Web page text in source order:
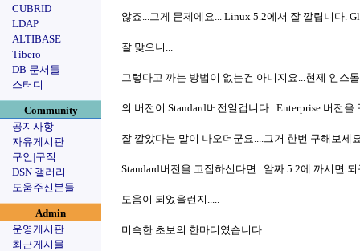
CUBRID
LDAP
ALTIBASE
Tibero
DB 문서들
스터디
Community
공지사항
자유게시판
구인|구직
DSN 갤러리
도움주신분들
Admin
운영게시판
최근게시물
않죠...그게 문제에요... Linux 5.2에서 잘 깔립니다.
잘 맞으니...
그렇다고 까는 방법이 없는건 아니지요...현제 인스
의 버전이 Standard버전일겁니다...Enterprise 버전을
잘 깔았다는 말이 나오더군요....그거 한번 구해보세
Standard버전을 고집하신다면...알짜 5.2에 까시면 되
도움이 되었을런지.....
미숙한 초보의 한마디였습니다.